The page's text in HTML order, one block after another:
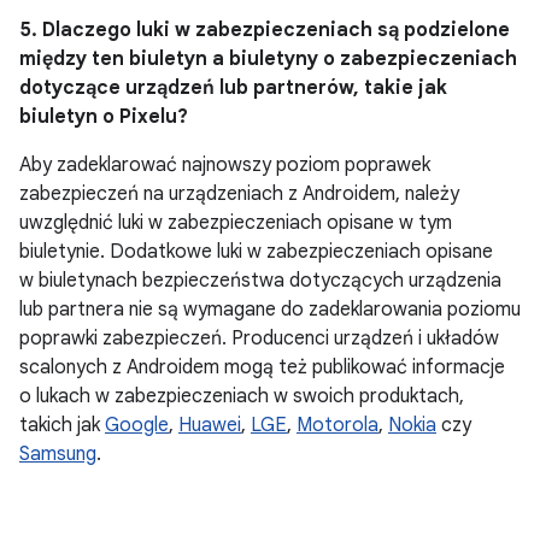
5. Dlaczego luki w zabezpieczeniach są podzielone
między ten biuletyn a biuletyny o zabezpieczeniach
dotyczące urządzeń lub partnerów, takie jak
biuletyn o Pixelu?
Aby zadeklarować najnowszy poziom poprawek
zabezpieczeń na urządzeniach z Androidem, należy
uwzględnić luki w zabezpieczeniach opisane w tym
biuletynie. Dodatkowe luki w zabezpieczeniach opisane
w biuletynach bezpieczeństwa dotyczących urządzenia
lub partnera nie są wymagane do zadeklarowania poziomu
poprawki zabezpieczeń. Producenci urządzeń i układów
scalonych z Androidem mogą też publikować informacje
o lukach w zabezpieczeniach w swoich produktach,
takich jak Google, Huawei, LGE, Motorola, Nokia czy
Samsung.